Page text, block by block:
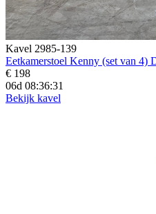
Kavel 2985-139
Eetkamerstoel Kenny (set van 4)
€ 198
06d 08:36:29
Bekijk kavel